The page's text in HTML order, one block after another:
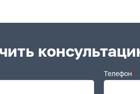
Телефон*